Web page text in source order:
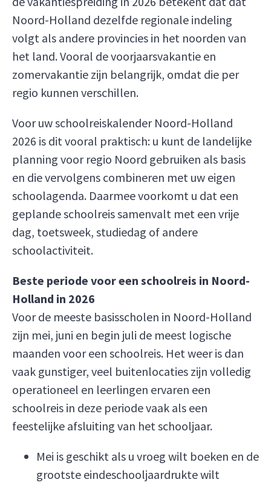
Noord-Holland dezelfde regionale indeling
volgt als andere provincies in het noorden van
het land. Vooral de voorjaarsvakantie en
zomervakantie zijn belangrijk, omdat die per
regio kunnen verschillen.
Voor uw schoolreiskalender Noord-Holland
2026 is dit vooral praktisch: u kunt de landelijke
planning voor regio Noord gebruiken als basis
en die vervolgens combineren met uw eigen
schoolagenda. Daarmee voorkomt u dat een
geplande schoolreis samenvalt met een vrije
dag, toetsweek, studiedag of andere
schoolactiviteit.
Beste periode voor een schoolreis in Noord-
Holland in 2026
Voor de meeste basisscholen in Noord-Holland
zijn mei, juni en begin juli de meest logische
maanden voor een schoolreis. Het weer is dan
vaak gunstiger, veel buitenlocaties zijn volledig
operationeel en leerlingen ervaren een
schoolreis in deze periode vaak als een
feestelijke afsluiting van het schooljaar.
Mei is geschikt als u vroeg wilt boeken en de
grootste eindeschooljaardrukte wilt